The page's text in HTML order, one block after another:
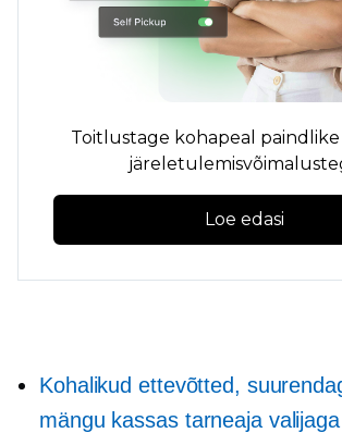
Toitlustage kohapeal
Loe edasi
Kohalikud ettevõtted,
mängu kassas tarneaja valijaga